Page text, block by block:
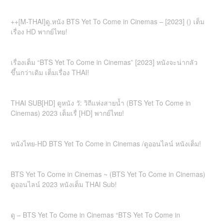
++[M-THAI]ดู.หนัง BTS Yet To Come in Cinemas – [2023] () เต็ม
เรื่อง HD พากย์ไทย!
เรื่องเต็ม “BTS Yet To Come in Cinemas” [2023] หนังจะน่ากลัว
ขึ้นกว่าเดิม เต็มเรื่อง THAI!
THAI SUB[HD] ดูหนัง วั: วิถีแห่งสายน้ำ (BTS Yet To Come in
Cinemas) 2023 เต็มเรื่ [HD] พากย์ไทย!
หนังไทย-HD BTS Yet To Come in Cinemas /ดูออนไลน์ หนังเต็ม!
BTS Yet To Come in Cinemas ~ (BTS Yet To Come in Cinemas)
ดูออนไลน์ 2023 หนังเต็ม THAI Sub!
ดู – BTS Yet To Come in Cinemas “BTS Yet To Come in